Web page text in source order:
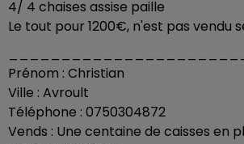
4/ 4 chaises assise paille
Le tout pour 1200€, n'est pas vendu
Prénom : Christian
Ville : Avroult
Téléphone : 0750304872
Vends : Une centaine de caisses en